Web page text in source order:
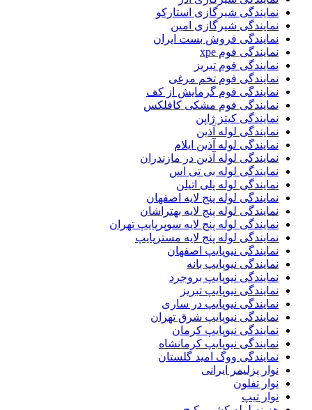
نمایندگی شیرگازی استارکو
نمایندگی شیرگازی امین
نمایندگی فروش بست ایران
نمایندگی فوم xpe
نمایندگی فوم تبریز
نمایندگی فوم تخم مرغی
نمایندگی فوم گرمایش از کف
نمایندگی فوم مشکی کافلکس
نمایندگی کیتز ژاپن
نمایندگی لوله آذین
نمایندگی لوله آذین ایلام
نمایندگی لوله آذین در مازندران
نمایندگی لوله بی تی اس
نمایندگی لوله پلی اتیلن
نمایندگی لوله پنج لایه اصفهان
نمایندگی لوله پنج لایه بهتراشان
نمایندگی لوله پنج لایه سوپرپایپ تهران
نمایندگی لوله پنج لایه مسترپایپ
نمایندگی نیوپایپ اصفهان
نمایندگی نیوپایپ بانه
نمایندگی نیوپایپ بروجرد
نمایندگی نیوپایپ تبریز
نمایندگی نیوپایپ در ساری
نمایندگی نیوپایپ شرق تهران
نمایندگی نیوپایپ کرمان
نمایندگی نیوپایپ کرمانشاه
نمایندگی ووگ امید گلستان
نوار پزلیمر ایرانی
نوار تفلون
نوار تیپ